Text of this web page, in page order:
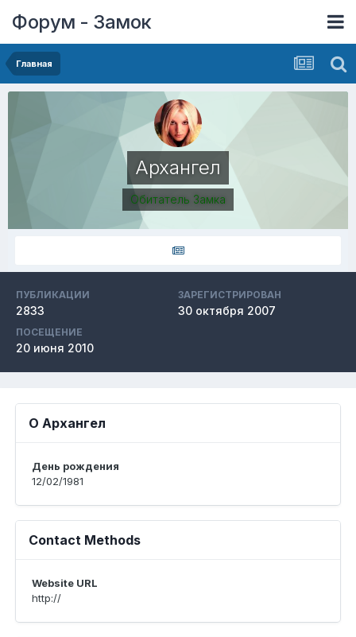
Форум - Замок
Главная
Архангел
Обитатель Замка
ПУБЛИКАЦИИ
2833
ЗАРЕГИСТРИРОВАН
30 октября 2007
ПОСЕЩЕНИЕ
20 июня 2010
О Архангел
День рождения
12/02/1981
Contact Methods
Website URL
http://